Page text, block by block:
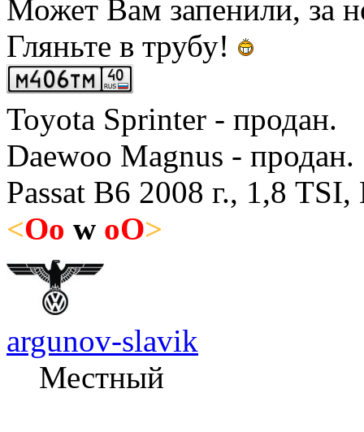
Может Вам запенили, за
Гляньте в трубу!
Toyota Sprinter - продан.
Daewoo Magnus - продан.
Passat B6 2008 г., 1,8
<Oo w oO>
argunov-slavik
Местный